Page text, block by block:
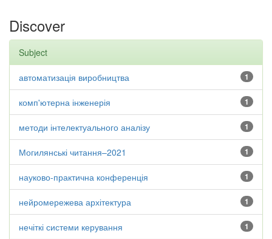
Discover
Subject
1
автоматизація виробництва
1
комп'ютерна інженерія
1
методи інтелектуального аналізу
1
Могилянські читання–2021
1
науково-практична конференція
1
нейромережева архітектура
1
нечіткі системи керування